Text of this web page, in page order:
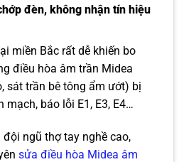
đèn, không nhận tín hiệu
miền Bắc rất dễ khiến bo
điều hòa âm trần Midea
sát trần bê tông ẩm ướt) bị
mạch, báo lỗi E1, E3, E4…
đội ngũ thợ tay nghề cao,
sửa điều hòa Midea âm